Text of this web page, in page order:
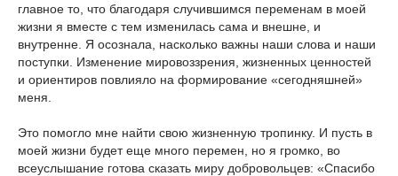
главное то, что благодаря случившимся переменам в моей
жизни я вместе с тем изменилась сама и внешне, и
внутренне. Я осознала, насколько важны наши слова и наши
поступки. Изменение мировоззрения, жизненных ценностей
и ориентиров повлияло на формирование «сегодняшней»
меня.
Это помогло мне найти свою жизненную тропинку. И пусть в
моей жизни будет еще много перемен, но я громко, во
всеуслышание готова сказать миру добровольцев: «Спасибо